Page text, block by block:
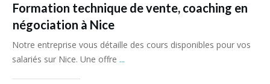
Formation technique de vente, coaching en
négociation à Nice
Notre entreprise vous détaille des cours disponibles pour vos
salariés sur Nice. Une offre ...